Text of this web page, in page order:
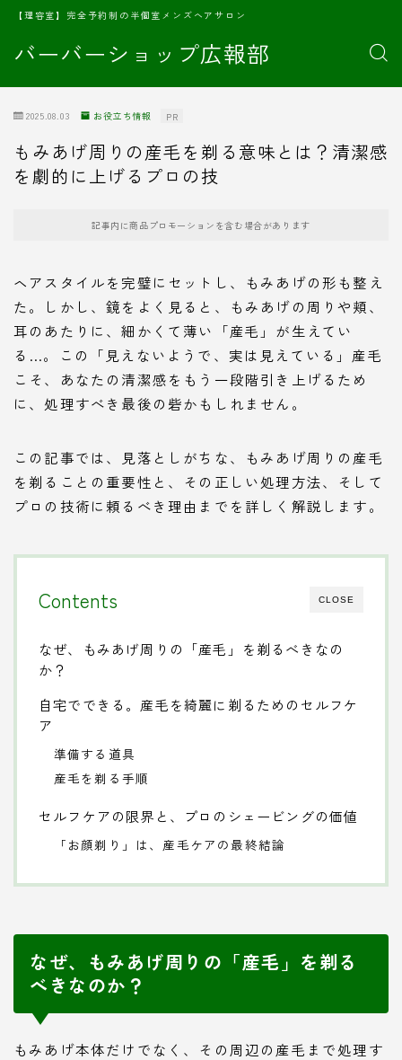
バーバーショップ広報部
【理容室】完全予約制の半個室メンズヘアサロン
2025.08.03 お役立ち情報 PR
もみあげ周りの産毛を剃る意味とは？清潔感
を劇的に上げるプロの技
記事内に商品プロモーションを含む場合があります
ヘアスタイルを完璧にセットし、もみあげの形も整え
た。しかし、鏡をよく見ると、もみあげの周りや頬、
耳のあたりに、細かくて薄い「産毛」が生えてい
る…。この「見えないようで、実は見えている」産毛
こそ、あなたの清潔感をもう一段階引き上げるため
に、処理すべき最後の砦かもしれません。
この記事では、見落としがちな、もみあげ周りの産毛
を剃ることの重要性と、その正しい処理方法、そして
プロの技術に頼るべき理由までを詳しく解説します。
CLOSE
Contents
なぜ、もみあげ周りの「産毛」を剃るべきなの
か？
自宅でできる。産毛を綺麗に剃るためのセルフケ
ア
準備する道具
産毛を剃る手順
セルフケアの限界と、プロのシェービングの価値
「お顔剃り」は、産毛ケアの最終結論
なぜ、もみあげ周りの「産毛」を剃る
べきなのか？
もみあげ本体だけでなく、その周辺の産毛まで処理す